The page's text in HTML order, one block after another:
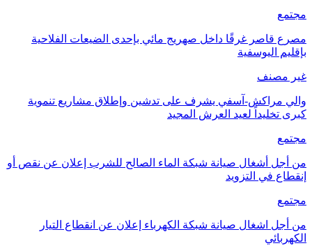
مجتمع
مصرع قاصر غرقًا داخل صهريج مائي بإحدى الضيعات الفلاحية
بإقليم اليوسفية
غير مصنف
والي مراكش-آسفي يشرف على تدشين وإطلاق مشاريع تنموية
كبرى تخليداً لعيد العرش المجيد
مجتمع
من أجل أشغال صيانة شبكة الماء الصالح للشرب إعلان عن نقص أو
إنقطاع في التزويد
مجتمع
من أجل اشغال صيانة شبكة الكهرباء إعلان عن انقطاع التيار
الكهربائي